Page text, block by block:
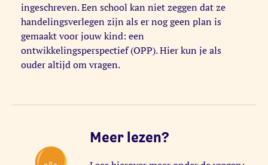
ingeschreven. Een school kan niet zeggen dat ze
handelingsverlegen zijn als er nog geen plan is
gemaakt voor jouw kind: een
ontwikkelingsperspectief (OPP). Hier kun je als
ouder altijd om vragen.
Meer lezen?